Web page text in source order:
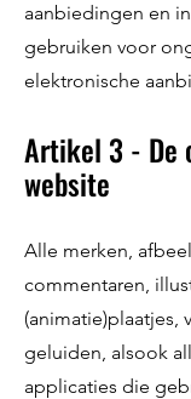
aanbiedingen en
gebruiken voor
elektronische
Artikel 3 - De
website
Alle merken,
commentaren,
(animatie)plaatjes,
geluiden, alsook
applicaties die